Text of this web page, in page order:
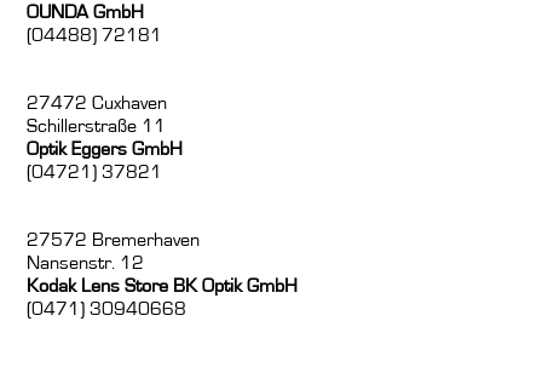
OUNDA GmbH
(04488) 72181
27472 Cuxhaven
Schillerstraße 11
Optik Eggers GmbH
(04721) 37821
27572 Bremerhaven
Nansenstr. 12
Kodak Lens Store BK Optik GmbH
(0471) 30940668